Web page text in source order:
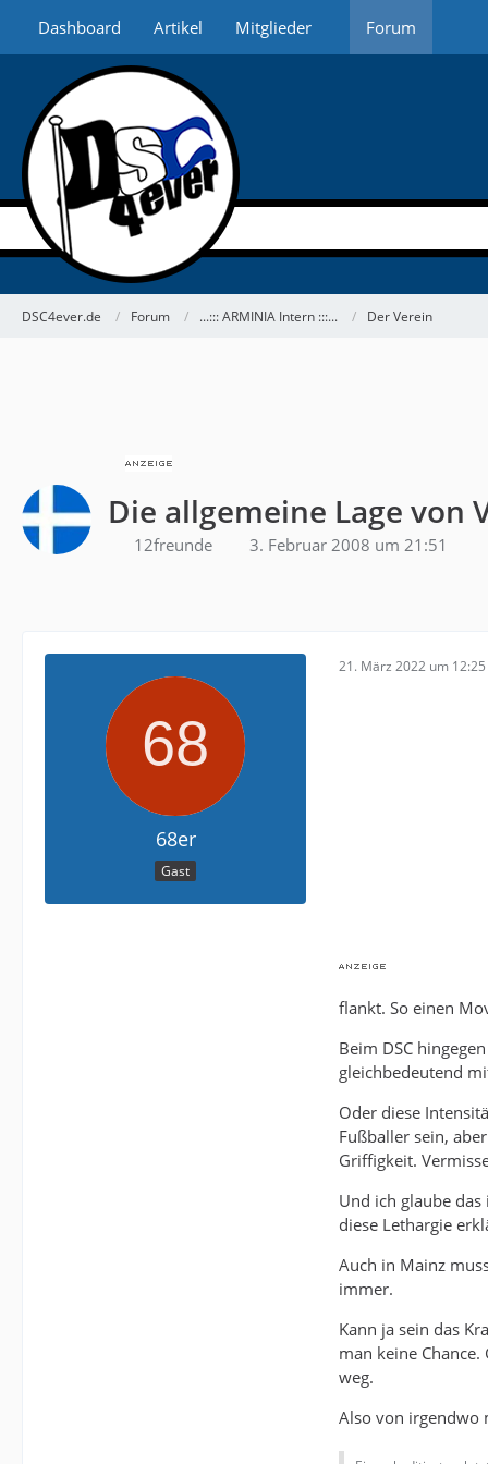
Dashboard Artikel Mitglieder Forum
DSC4ever.de Forum ...::: ARMINIA Intern :::... Der Verein
Die allgemeine Lage von
12freunde 3. Februar 2008 um 21:51
68er
Gast
21. März 2022 um 12:25
flankt. So einen
Beim DSC
gleichbedeutend
Oder diese
Fußballer sein,
Griffigkeit.
Und ich glaube
diese Lethargie
Auch in Mainz
immer.
Kann ja sein das
man keine
weg.
Also von irgendwo